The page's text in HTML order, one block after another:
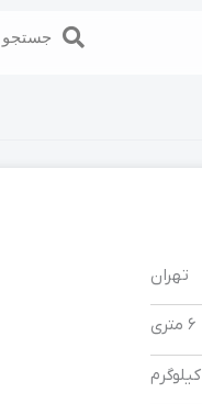
جستجوجستجو
تهران
6 متری
کیلوگرم